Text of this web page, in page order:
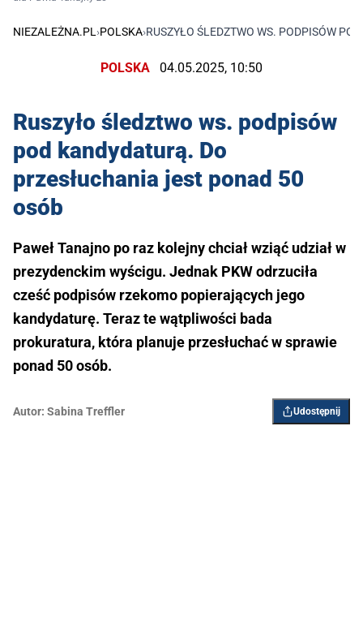
NIEZALEŻNA.PL ›POLSKA›RUSZYŁO ŚLEDZTWO WS. PODPISÓW
POLSKA 04.05.2025, 10:50
Ruszyło śledztwo ws. podpisów
pod kandydaturą. Do
przesłuchania jest ponad 50
osób
Paweł Tanajno po raz kolejny chciał wziąć udział w
prezydenckim wyścigu. Jednak PKW odrzuciła
cześć podpisów rzekomo popierających jego
kandydaturę. Teraz te wątpliwości bada
prokuratura, która planuje przesłuchać w sprawie
ponad 50 osób.
Autor: Sabina Treffler Udostępnij